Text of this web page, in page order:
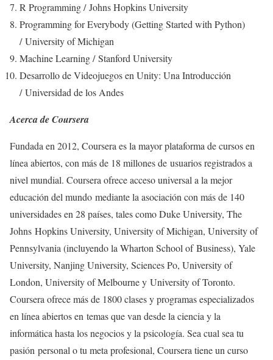
R Programming / Johns Hopkins University
Programming for Everybody (Getting Started with Python)
/ University of Michigan
Machine Learning / Stanford University
Desarrollo de Videojuegos en Unity: Una Introducción
/ Universidad de los Andes
Acerca de Coursera
Fundada en 2012, Coursera es la mayor plataforma de cursos en
línea abiertos, con más de 18 millones de usuarios registrados a
nivel mundial. Coursera ofrece acceso universal a la mejor
educación del mundo mediante la asociación con más de 140
universidades en 28 países, tales como Duke University, The
Johns Hopkins University, University of Michigan, University of
Pennsylvania (incluyendo la Wharton School of Business), Yale
University, Nanjing University, Sciences Po, University of
London, University of Melbourne y University of Toronto.
Coursera ofrece más de 1800 clases y programas especializados
en línea abiertos en temas que van desde la ciencia y la
informática hasta los negocios y la psicología. Sea cual sea tu
pasión personal o tu meta profesional, Coursera tiene un curso